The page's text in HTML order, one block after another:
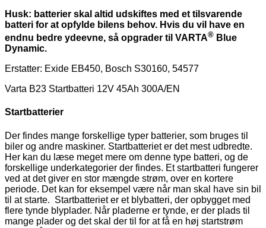
Husk: batterier skal altid udskiftes med et tilsvarende
batteri for at opfylde bilens behov. Hvis du vil have en
endnu bedre ydeevne, så opgrader til VARTA® Blue
Dynamic.
Erstatter: Exide EB450, Bosch S30160, 54577
Varta B23 Startbatteri 12V 45Ah 300A/EN
Startbatterier
Der findes mange forskellige typer batterier, som bruges til
biler og andre maskiner. Startbatteriet er det mest udbredte.
Her kan du læse meget mere om denne type batteri, og de
forskellige underkategorier der findes. Et startbatteri fungerer
ved at det giver en stor mængde strøm, over en kortere
periode. Det kan for eksempel være når man skal have sin bil
til at starte. Startbatteriet er et blybatteri, der opbygget med
flere tynde blyplader. Når pladerne er tynde, er der plads til
mange plader og det skal der til for at få en høj startstrøm